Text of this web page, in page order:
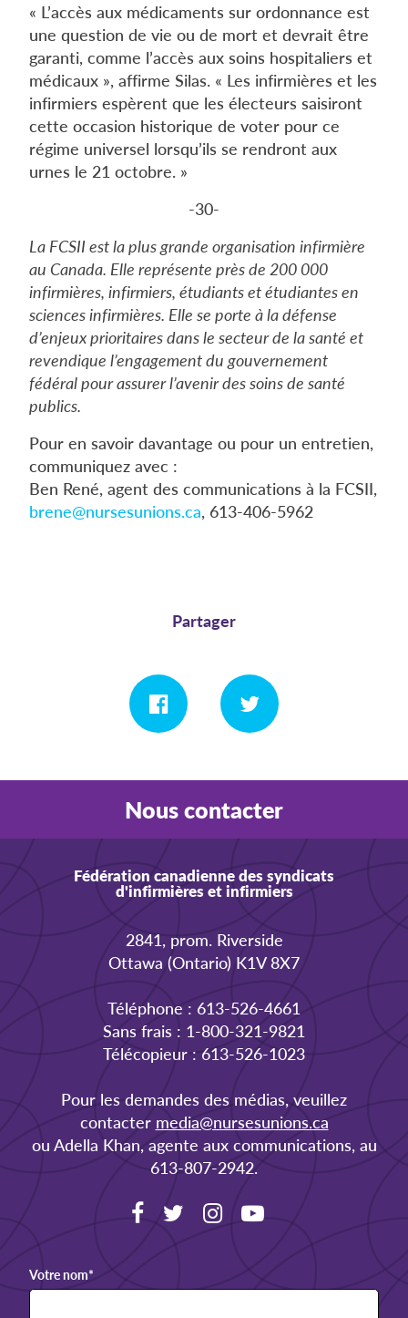
« L’accès aux médicaments sur ordonnance est
une question de vie ou de mort et devrait être
garanti, comme l’accès aux soins hospitaliers et
médicaux », affirme Silas. « Les infirmières et les
infirmiers espèrent que les électeurs saisiront
cette occasion historique de voter pour ce
régime universel lorsqu’ils se rendront aux
urnes le 21 octobre. »
-30-
La FCSII est la plus grande organisation infirmière
au Canada. Elle représente près de 200 000
infirmières, infirmiers, étudiants et étudiantes en
sciences infirmières. Elle se porte à la défense
d’enjeux prioritaires dans le secteur de la santé et
revendique l’engagement du gouvernement
fédéral pour assurer l’avenir des soins de santé
publics.
Pour en savoir davantage ou pour un entretien,
communiquez avec :
Ben René, agent des communications à la FCSII,
brene@nursesunions.ca, 613-406-5962
Partager
Nous contacter
Fédération canadienne des syndicats
d'infirmières et infirmiers
2841, prom. Riverside
Ottawa (Ontario) K1V 8X7
Téléphone : 613-526-4661
Sans frais : 1-800-321-9821
Télécopieur : 613-526-1023
Pour les demandes des médias, veuillez
contacter media@nursesunions.ca
ou Adella Khan, agente aux communications, au
613-807-2942.
Votre nom*